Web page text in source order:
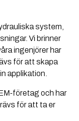
system,
Vi brinner
ingenjörer har
för att skapa
applikation.
företag och har
för att ta er